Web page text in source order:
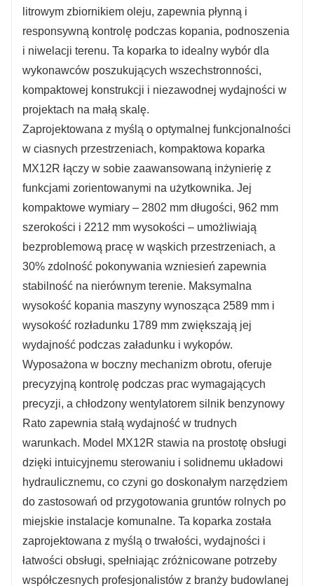
litrowym zbiornikiem oleju, zapewnia płynną i
responsywną kontrolę podczas kopania, podnoszenia
i niwelacji terenu. Ta koparka to idealny wybór dla
wykonawców poszukujących wszechstronności,
kompaktowej konstrukcji i niezawodnej wydajności w
projektach na małą skalę.
Zaprojektowana z myślą o optymalnej funkcjonalności
w ciasnych przestrzeniach, kompaktowa koparka
MX12R łączy w sobie zaawansowaną inżynierię z
funkcjami zorientowanymi na użytkownika. Jej
kompaktowe wymiary – 2802 mm długości, 962 mm
szerokości i 2212 mm wysokości – umożliwiają
bezproblemową pracę w wąskich przestrzeniach, a
30% zdolność pokonywania wzniesień zapewnia
stabilność na nierównym terenie. Maksymalna
wysokość kopania maszyny wynosząca 2589 mm i
wysokość rozładunku 1789 mm zwiększają jej
wydajność podczas załadunku i wykopów.
Wyposażona w boczny mechanizm obrotu, oferuje
precyzyjną kontrolę podczas prac wymagających
precyzji, a chłodzony wentylatorem silnik benzynowy
Rato zapewnia stałą wydajność w trudnych
warunkach. Model MX12R stawia na prostotę obsługi
dzięki intuicyjnemu sterowaniu i solidnemu układowi
hydraulicznemu, co czyni go doskonałym narzędziem
do zastosowań od przygotowania gruntów rolnych po
miejskie instalacje komunalne. Ta koparka została
zaprojektowana z myślą o trwałości, wydajności i
łatwości obsługi, spełniając zróżnicowane potrzeby
współczesnych profesjonalistów z branży budowlanej